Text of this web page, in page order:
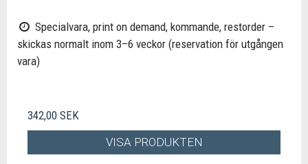
Specialvara, print on demand, kommande, restorder –
skickas normalt inom 3–6 veckor (reservation för utgången
vara)
342,00 SEK
VISA PRODUKTEN